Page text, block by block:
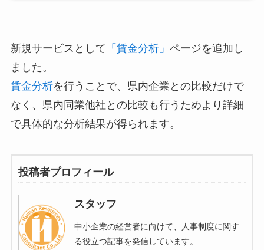
新規サービスとして 「賃金分析」 ページを追加し
ました。
賃金分析を行うことで、県内企業との比較だけで
なく、県内同業他社との比較も行うためより詳細
で具体的な分析結果が得られます。
投稿者プロフィール
スタッフ
中小企業の経営者に向けて、人事制度に関す
る役立つ記事を発信しています。